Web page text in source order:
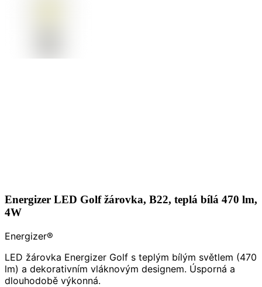
Energizer LED Golf žárovka, B22, teplá bílá 470 lm,
4W
Energizer®
LED žárovka Energizer Golf s teplým bílým světlem (470
lm) a dekorativním vláknovým designem. Úsporná a
dlouhodobě výkonná.